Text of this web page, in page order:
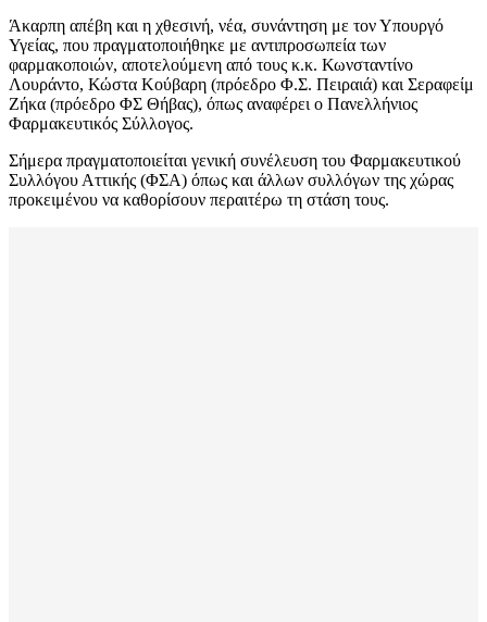
Άκαρπη απέβη και η χθεσινή, νέα, συνάντηση με τον Υπουργό
Υγείας, που πραγματοποιήθηκε με αντιπροσωπεία των
φαρμακοποιών, αποτελούμενη από τους κ.κ. Κωνσταντίνο
Λουράντο, Κώστα Κούβαρη (πρόεδρο Φ.Σ. Πειραιά) και Σεραφείμ
Ζήκα (πρόεδρο ΦΣ Θήβας), όπως αναφέρει ο Πανελλήνιος
Φαρμακευτικός Σύλλογος.
Σήμερα πραγματοποιείται γενική συνέλευση του Φαρμακευτικού
Συλλόγου Αττικής (ΦΣΑ) όπως και άλλων συλλόγων της χώρας
προκειμένου να καθορίσουν περαιτέρω τη στάση τους.